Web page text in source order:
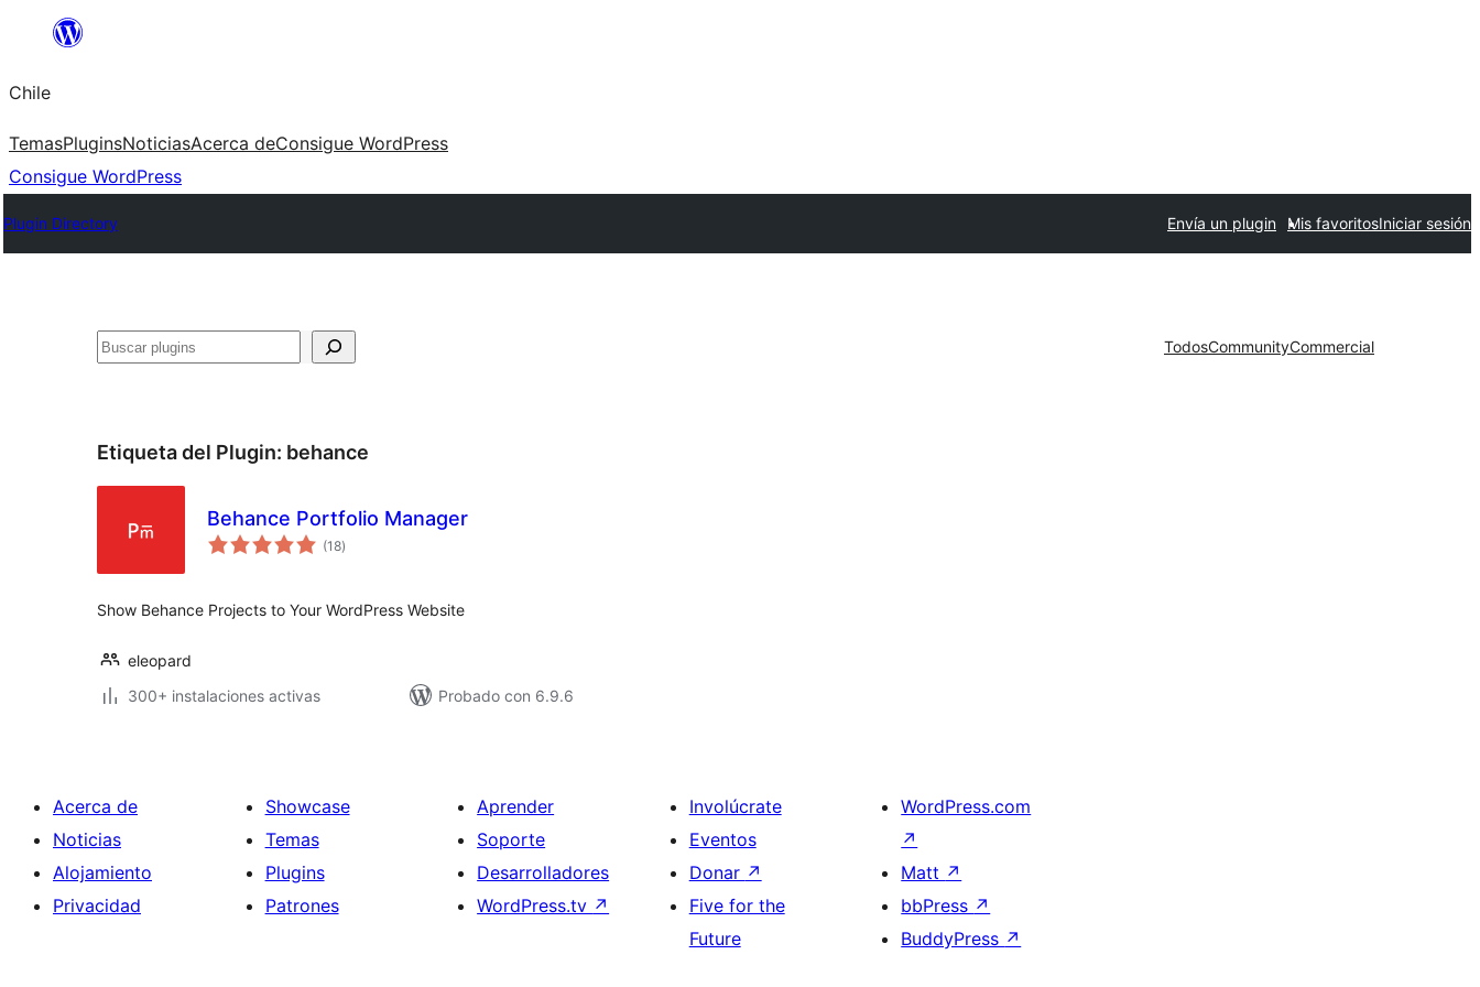
Saltar
contenido
Chile
TemasPluginsNoticiasAcerca deConsigue WordPress
Consigue WordPress
Plugin Directory Envía un plugin Mis favoritosIniciar sesión
Buscar TodosCommunityCommercial
Etiqueta del Plugin: behance
Behance Portfolio Manager
(18evaluación
total
)
Show Behance Projects to Your WordPress Website
eleopard
300+ instalaciones activas
Probado con 6.9.6
Acerca de
Noticias
Alojamiento
Privacidad
Showcase
Temas
Plugins
Patrones
Aprender
Soporte
Desarrolladores
WordPress.tv ↗
Involúcrate
Eventos
Donar ↗
Five for the
Future
WordPress.com
↗
Matt ↗
bbPress ↗
BuddyPress ↗